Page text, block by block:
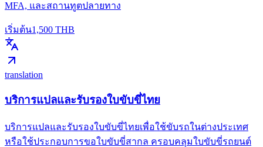
MFA, และสถานทูตปลายทาง
เริ่มต้น1,500 THB
translation
บริการแปลและรับรองใบขับขี่ไทย
บริการแปลและรับรองใบขับขี่ไทยเพื่อใช้ขับรถในต่างประเทศ
หรือใช้ประกอบการขอใบขับขี่สากล ครอบคลุมใบขับขี่รถยนต์